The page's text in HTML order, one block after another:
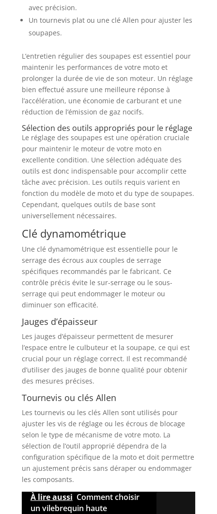
avec précision.
Un tournevis plat ou une clé Allen pour ajuster les
soupapes.
L’entretien régulier des soupapes est essentiel pour
maintenir les performances de votre moto et
prolonger la durée de vie de son moteur. Un réglage
bien effectué assure une meilleure réponse à
l’accélération, une économie de carburant et une
réduction de l’émission de gaz nocifs.
Sélection des outils appropriés pour le réglage
Le réglage des soupapes est une opération cruciale
pour maintenir le moteur de votre moto en
excellente condition. Une sélection adéquate des
outils est donc indispensable pour accomplir cette
tâche avec précision. Les outils requis varient en
fonction du modèle de moto et du type de soupapes.
Cependant, quelques outils de base sont
universellement nécessaires.
Clé dynamométrique
Une clé dynamométrique est essentielle pour le
serrage des écrous aux couples de serrage
spécifiques recommandés par le fabricant. Ce
contrôle précis évite le sur-serrage ou le sous-
serrage qui peut endommager le moteur ou
diminuer son efficacité.
Jauges d’épaisseur
Les jauges d’épaisseur permettent de mesurer
l’espace entre le culbuteur et la soupape, ce qui est
crucial pour un réglage correct. Il est recommandé
d’utiliser des jauges de bonne qualité pour obtenir
des mesures précises.
Tournevis ou clés Allen
Les tournevis ou les clés Allen sont utilisés pour
ajuster les vis de réglage ou les écrous de blocage
selon le type de mécanisme de votre moto. La
sélection de l’outil approprié dépendra de la
configuration spécifique de la moto et doit permettre
un ajustement précis sans déraper ou endommager
les composants.
À lire aussi Comment choisir
un vilebrequin haute